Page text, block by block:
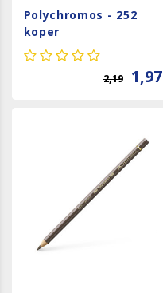
Polychromos - 252
koper
2,19 1,97